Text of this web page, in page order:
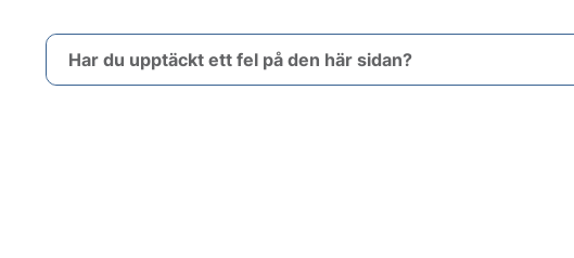
Har du upptäckt ett fel på den här sidan?